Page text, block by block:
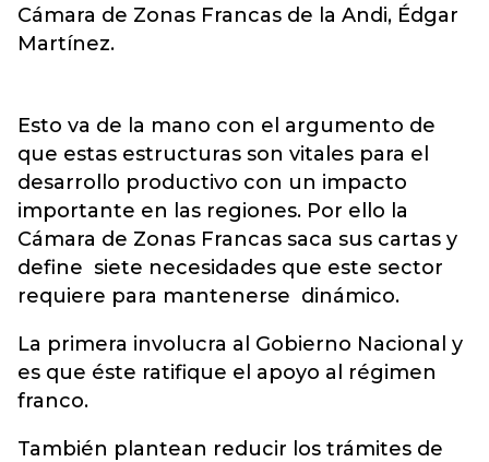
Cámara de Zonas Francas de la Andi, Édgar
Martínez.
Esto va de la mano con el argumento de
que estas estructuras son vitales para el
desarrollo productivo con un impacto
importante en las regiones. Por ello la
Cámara de Zonas Francas saca sus cartas y
define siete necesidades que este sector
requiere para mantenerse dinámico.
La primera involucra al Gobierno Nacional y
es que éste ratifique el apoyo al régimen
franco.
También plantean reducir los trámites de